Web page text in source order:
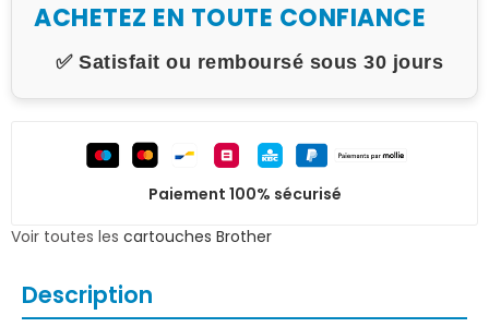
ACHETEZ EN TOUTE CONFIANCE
✅ Satisfait ou remboursé sous 30 jours
Paiement 100% sécurisé
Voir toutes les cartouches Brother
Description